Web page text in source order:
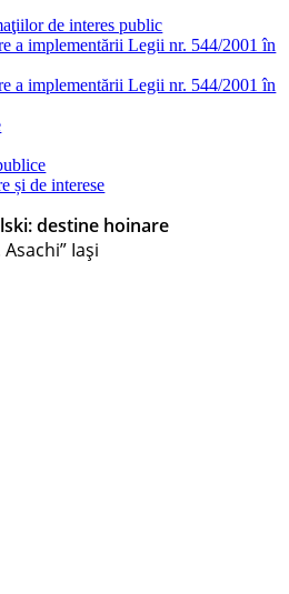
de interes public
a implementării Legii nr. 544/2001 în
a implementării Legii nr. 544/2001 în
și de interese
destine hoinare
Iaşi